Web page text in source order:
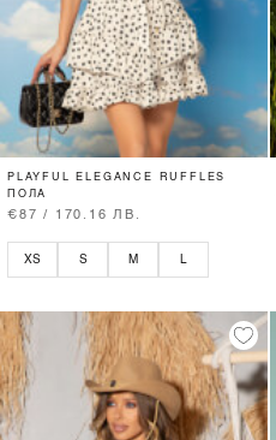
PLAYFUL ELEGANCE RUFFLES
ПОЛА
€87 / 170.16 ЛВ.
XS S M L